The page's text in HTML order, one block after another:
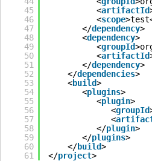
45
46
47
48
49
50
51
52
53
54
55
56
57
58
59
60
61
<artifactId
<scope
</dependency>
<dependency>
<groupId
<artifactId
</dependency>
</dependencies>
<build>
<plugins>
<plugin>
<groupId
<
</plugin>
</plugins>
</build>
</project>